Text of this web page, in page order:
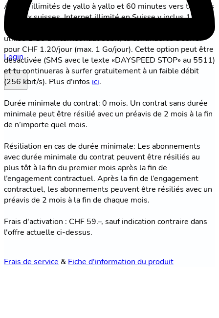
Login
Appels illimités de yallo à yallo et 60 minutes vers tous les
réseaux suisses. Internet illimité en Suisse y inclus 1 Go à
haut débit (5G, jusqu'à 300 Mbit/s). Une fois que tu as
utilisé 1 Go d’Internet haut débit, tu continueras à surfer
pour CHF 1.20/jour (max. 1 Go/jour). Cette option peut être
désactivée (SMS avec le texte «DAYSPEED STOP» au 5511)
et tu continueras à surfer gratuitement à un faible débit
(256 kbit/s). Plus d'infos ici.
Durée minimale du contrat: 0 mois. Un contrat sans durée
minimale peut être résilié avec un préavis de 2 mois à la fin
de n’importe quel mois.
Résiliation en cas de durée minimale: Les abonnements
avec durée minimale du contrat peuvent être résiliés au
plus tôt à la fin du premier mois après la fin de
l’engagement contractuel. Après la fin de l’engagement
contractuel, les abonnements peuvent être résiliés avec un
préavis de 2 mois à la fin de chaque mois.
Frais d'activation : CHF 59.–, sauf indication contraire dans
l'offre actuelle ci-dessus.
Frais de service & Fiche d'information du produit